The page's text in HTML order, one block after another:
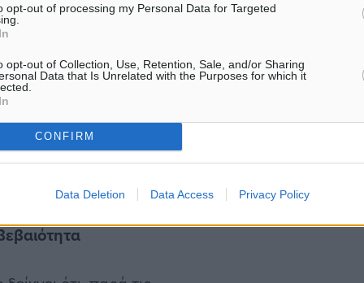
opt-out of processing my Personal Data for Targeted
opt-out of Collection, Use, Retention, Sale, and/or Sharing
Data that Is Unrelated with the Purposes for which it
CONFIRM
Data Deletion Data Access Privacy Policy
της ευρωπαϊκής
δυνατότητα αύξησης
ακόμη και
η Κροατία και η
37,6% και μέση τιμή
η αντίστοιχη
τιμή τα 160 ευρώ.